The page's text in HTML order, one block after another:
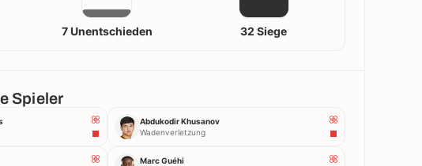
7 Unentschieden 32 Siege
Spieler
Abdukodir Khusanov
Wadenverletzung
Marc Guéhi